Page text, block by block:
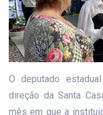
O deputado
direção da Santa
mês em que a